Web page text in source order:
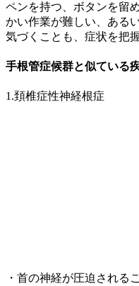
ペンを持つ、ボタンを留
かい作業が難しい、ある
気づくことも、症状を把
手根管症候群と似ている
1.頚椎症性神経根症
・首の神経が圧迫される